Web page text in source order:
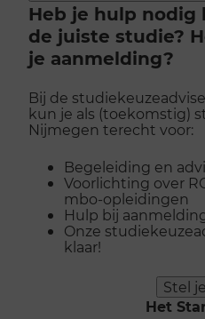
Heb je hulp nodig
de juiste studie?
je aanmelding?
Bij de
kun je als (toekomstig)
Nijmegen terecht voor:
Begeleiding en
Voorlichting over
mbo-opleidingen
Hulp bij
Onze
klaar!
Stel
Het